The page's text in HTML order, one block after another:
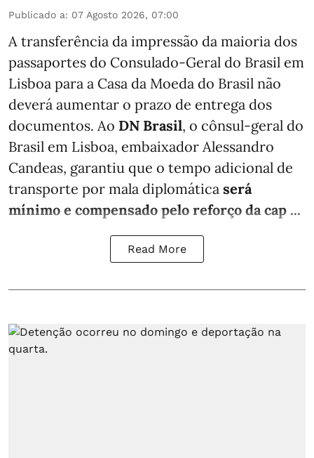
Publicado a: 07 Agosto 2026, 07:00
A transferência da impressão da maioria dos
passaportes do Consulado-Geral do Brasil em
Lisboa para a Casa da Moeda do Brasil não
deverá aumentar o prazo de entrega dos
documentos. Ao DN Brasil, o cônsul-geral do
Brasil em Lisboa, embaixador Alessandro
Candeas, garantiu que o tempo adicional de
transporte por mala diplomática será
mínimo e compensado pelo reforço da cap ...
Read More